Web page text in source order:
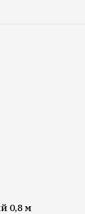
0,8 м